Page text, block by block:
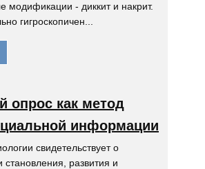
модификации - диккит и накрит.
гигроскопичен...
опрос как метод
информации
свидетельствует о
становления, развития и